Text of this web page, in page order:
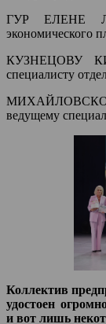
ГУР ЕЛЕНЕ
экономического
КУЗНЕЦОВУ
специалисту
ведущему
Коллектив
удостоен
и вот лишь